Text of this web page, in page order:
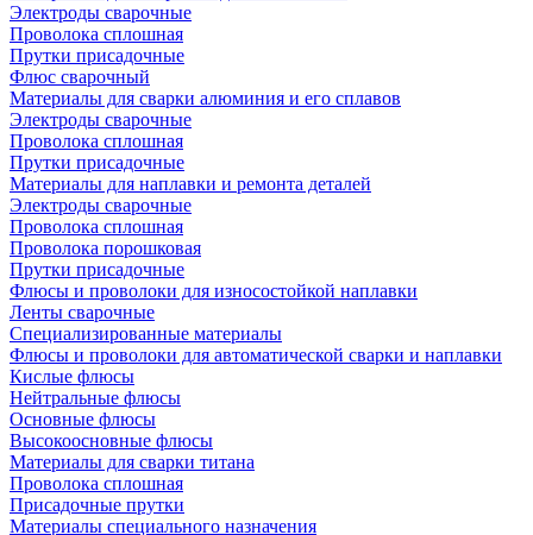
Электроды сварочные
Проволока сплошная
Прутки присадочные
Флюс сварочный
Материалы для сварки алюминия и его сплавов
Электроды сварочные
Проволока сплошная
Прутки присадочные
Материалы для наплавки и ремонта деталей
Электроды сварочные
Проволока сплошная
Проволока порошковая
Прутки присадочные
Флюсы и проволоки для износостойкой наплавки
Ленты сварочные
Специализированные материалы
Флюсы и проволоки для автоматической сварки и наплавки
Кислые флюсы
Нейтральные флюсы
Основные флюсы
Высокоосновные флюсы
Материалы для сварки титана
Проволока сплошная
Присадочные прутки
Материалы специального назначения